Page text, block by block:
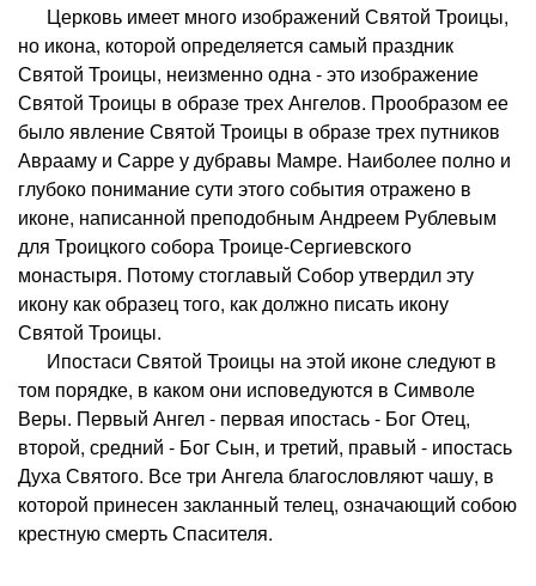
Церковь имеет много изображений Святой Троицы,
но икона, которой определяется самый праздник
Святой Троицы, неизменно одна - это изображение
Святой Троицы в образе трех Ангелов. Прообразом ее
было явление Святой Троицы в образе трех путников
Аврааму и Сарре у дубравы Мамре. Наиболее полно и
глубоко понимание сути этого события отражено в
иконе, написанной преподобным Андреем Рублевым
для Троицкого собора Троице-Сергиевского
монастыря. Потому стоглавый Собор утвердил эту
икону как образец того, как должно писать икону
Святой Троицы.
Ипостаси Святой Троицы на этой иконе следуют в
том порядке, в каком они исповедуются в Символе
Веры. Первый Ангел - первая ипостась - Бог Отец,
второй, средний - Бог Сын, и третий, правый - ипостась
Духа Святого. Все три Ангела благословляют чашу, в
которой принесен закланный телец, означающий собою
крестную смерть Спасителя.